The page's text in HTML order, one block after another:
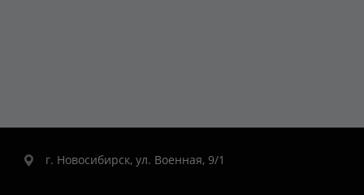
г. Новосибирск, ул. Военная, 9/1